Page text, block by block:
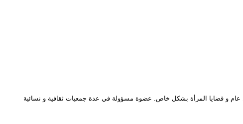
عام و قضايا المرأة بشكل خاص. عضوة مسؤولة في عدة جمعيات ثقافية و نسائية